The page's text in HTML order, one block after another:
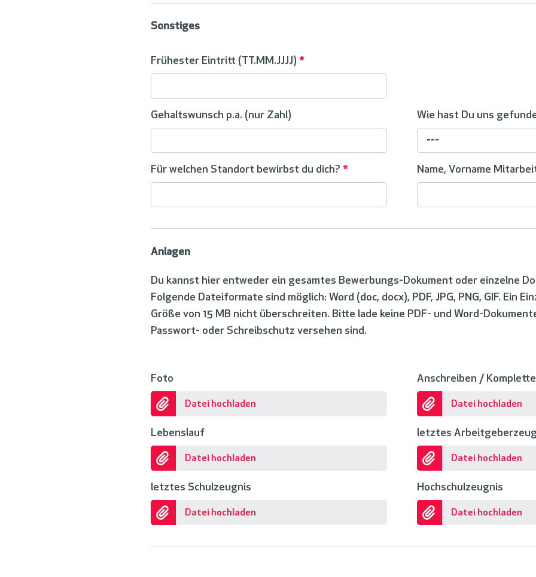
Sonstiges
Frühester Eintritt (TT.MM.JJJJ) *
Gehaltswunsch p.a. (nur Zahl) Wie hast Du uns
---
Für welchen Standort bewirbst du dich? * Name, Vorname
Anlagen
Du kannst hier entweder ein gesamtes Bewerbungs-Dokument oder einzelne
Folgende Dateiformate sind möglich: Word (doc, docx), PDF, JPG, PNG, GIF. Ein
Größe von 15 MB nicht überschreiten. Bitte lade keine PDF- und Word-
Passwort- oder Schreibschutz versehen sind.
Foto
Datei hochladen
Anschreiben /
Datei hochladen
Lebenslauf
Datei hochladen
letztes
Datei hochladen
letztes Schulzeugnis
Datei hochladen
Hochschulzeugnis
Datei hochladen